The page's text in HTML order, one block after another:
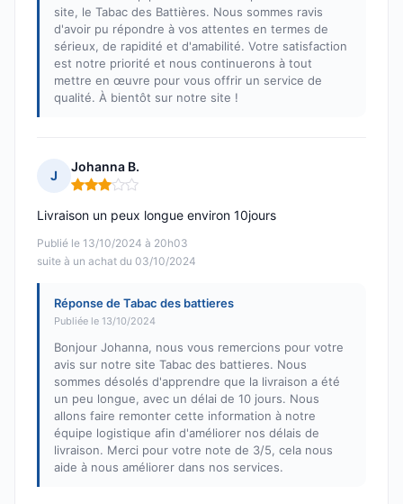
site, le Tabac des Battières. Nous sommes ravis
d'avoir pu répondre à vos attentes en termes de
sérieux, de rapidité et d'amabilité. Votre satisfaction
est notre priorité et nous continuerons à tout
mettre en œuvre pour vous offrir un service de
qualité. À bientôt sur notre site !
J
Johanna B.
Note : 3 sur 5
Publié le 13/10/2024 à 20h03
suite à un achat du 03/10/2024
Livraison un peux longue environ 10jours
Réponse de Tabac des battieres
Publiée le 13/10/2024
Bonjour Johanna, nous vous remercions pour votre
avis sur notre site Tabac des battieres. Nous
sommes désolés d'apprendre que la livraison a été
un peu longue, avec un délai de 10 jours. Nous
allons faire remonter cette information à notre
équipe logistique afin d'améliorer nos délais de
livraison. Merci pour votre note de 3/5, cela nous
aide à nous améliorer dans nos services.